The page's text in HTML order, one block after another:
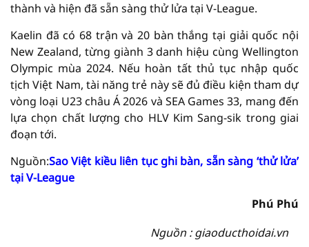
thành và hiện đã sẵn sàng thử lửa tại V-League.
Kaelin đã có 68 trận và 20 bàn thắng tại giải quốc nội
New Zealand, từng giành 3 danh hiệu cùng Wellington
Olympic mùa 2024. Nếu hoàn tất thủ tục nhập quốc
tịch Việt Nam, tài năng trẻ này sẽ đủ điều kiện tham dự
vòng loại U23 châu Á 2026 và SEA Games 33, mang đến
lựa chọn chất lượng cho HLV Kim Sang-sik trong giai
đoạn tới.
Nguồn:Sao Việt kiều liên tục ghi bàn, sẵn sàng ‘thử lửa’
tại V-League
Phú Phú
Nguồn : giaoducthoidai.vn